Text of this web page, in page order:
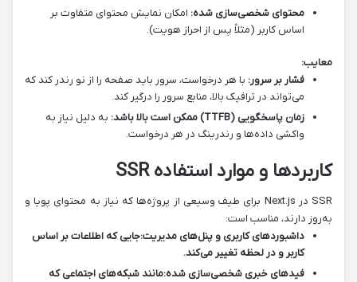
محتوای شخصی‌سازی شده: امکان نمایش محتوای متفاوت بر
اساس کاربر (مثلاً پس از احراز هویت).
معایب:
فشار بر سرور: با هر درخواست، سرور باید صفحه را از نو رندر کند که
می‌تواند در ترافیک بالا، منابع سرور را درگیر کند.
زمان پاسخگویی (TTFB) ممکن است بالا باشد:
به دلیل نیاز به
واکشی داده‌ها و رندرینگ در هر درخواست.
کاربردها و موارد استفاده SSR
SSR در Next.js برای طیف وسیعی از پروژه‌ها که نیاز به محتوای پویا و
به‌روز دارند، مناسب است:
داشبوردهای کاربری و پنل‌های مدیریت:جایی که اطلاعات بر اساس
کاربر و در لحظه تغییر می‌کند.
فیدهای خبری شخصی‌سازی شده:مانند شبکه‌های اجتماعی که